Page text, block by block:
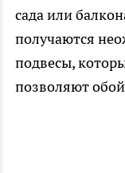
сада или
получаются
подвесы,
позволяют